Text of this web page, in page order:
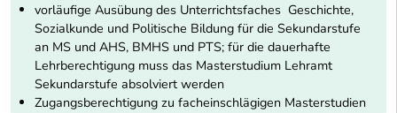
vorläufige Ausübung des Unterrichtsfaches Geschichte,
Sozialkunde und Politische Bildung für die Sekundarstufe
an MS und AHS, BMHS und PTS; für die dauerhafte
Lehrberechtigung muss das Masterstudium Lehramt
Sekundarstufe absolviert werden
Zugangsberechtigung zu facheinschlägigen Masterstudien